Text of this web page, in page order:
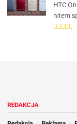
HTC
hitem
REDAKCJA